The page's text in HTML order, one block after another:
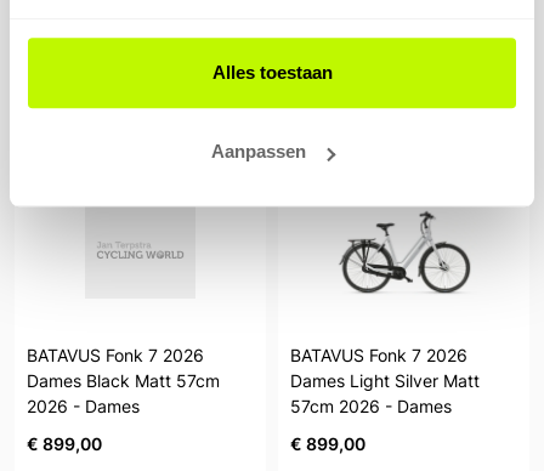
Alles toestaan
Aanpassen
Op voorraad in winkel
€ 799,00
Op voorraad in winkel
BATAVUS Fonk 7 2026
Dames Black Matt 57cm
2026 - Dames
€ 899,00
BATAVUS Fonk 7 2026
Dames Light Silver Matt
57cm 2026 - Dames
€ 899,00